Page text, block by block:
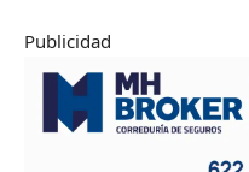
Publicidad